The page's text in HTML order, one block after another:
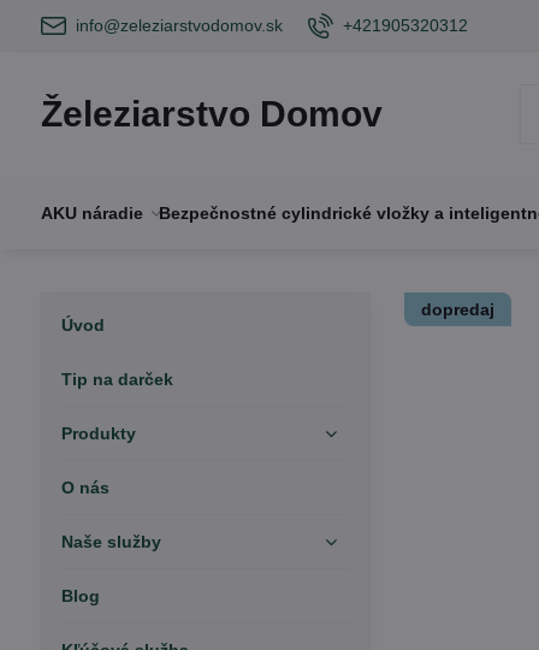
info@zeleziarstvodomov.sk +421905320312
Železiarstvo Domov
AKU náradie Bezpečnostné cylindrické vložky a
dopredaj
Úvod
Tip na darček
Produkty
O nás
Naše služby
Blog